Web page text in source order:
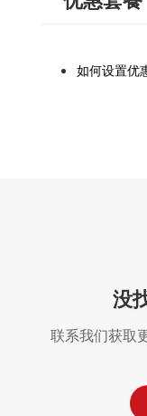
如何设置优
没
联系我们获取